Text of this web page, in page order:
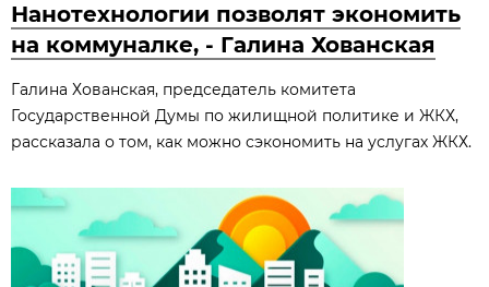
Нанотехнологии позволят экономить
на коммуналке, - Галина Хованская
Галина Хованская, председатель комитета
Государственной Думы по жилищной политике и ЖКХ,
рассказала о том, как можно сэкономить на услугах ЖКХ.